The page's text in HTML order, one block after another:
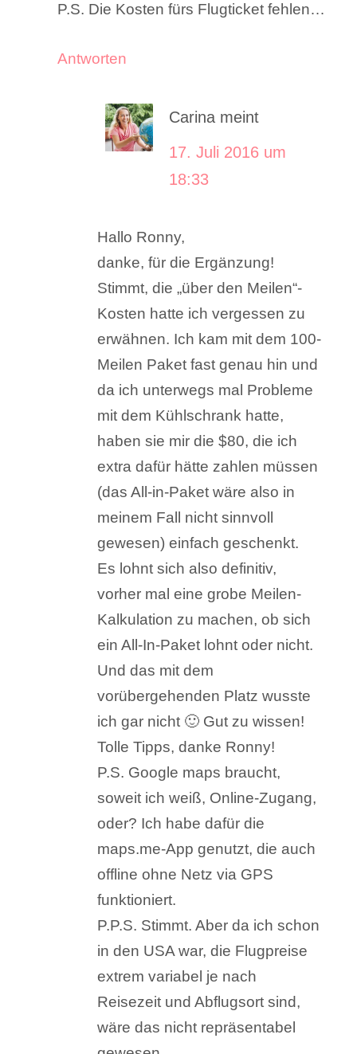
P.S. Die Kosten fürs Flugticket fehlen…
Antworten
Carina meint
17. Juli 2016 um
18:33
Hallo Ronny,
danke, für die Ergänzung!
Stimmt, die „über den Meilen“-
Kosten hatte ich vergessen zu
erwähnen. Ich kam mit dem 100-
Meilen Paket fast genau hin und
da ich unterwegs mal Probleme
mit dem Kühlschrank hatte,
haben sie mir die $80, die ich
extra dafür hätte zahlen müssen
(das All-in-Paket wäre also in
meinem Fall nicht sinnvoll
gewesen) einfach geschenkt.
Es lohnt sich also definitiv,
vorher mal eine grobe Meilen-
Kalkulation zu machen, ob sich
ein All-In-Paket lohnt oder nicht.
Und das mit dem
vorübergehenden Platz wusste
ich gar nicht 🙂 Gut zu wissen!
Tolle Tipps, danke Ronny!
P.S. Google maps braucht,
soweit ich weiß, Online-Zugang,
oder? Ich habe dafür die
maps.me-App genutzt, die auch
offline ohne Netz via GPS
funktioniert.
P.P.S. Stimmt. Aber da ich schon
in den USA war, die Flugpreise
extrem variabel je nach
Reisezeit und Abflugsort sind,
wäre das nicht repräsentabel